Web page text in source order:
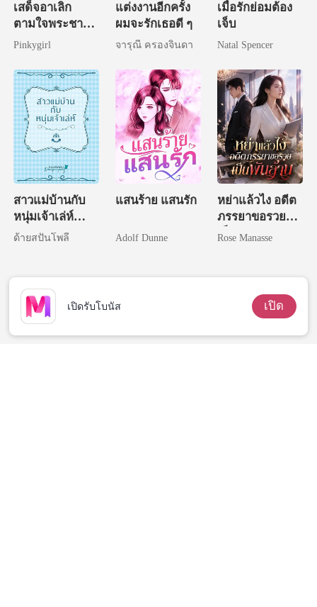
เสด็จอาเลิก
ตามใจพระชายา
สักทีเถอะ
Pinkygirl
แต่งงานอีกครั้ง
ผมจะรักเธอดี ๆ
จารุณี ครองจินดา
เมื่อรักย่อมต้อง
เจ็บ
Natal Spencer
สาวแม่บ้านกับ
หนุ่มเจ้าเล่ห์
(NC)
ด้ายสปันโพลี
แสนร้าย แสนรัก
Adolf Dunne
หย่าแล้วไง อดีต
ภรรยาขอรวย
เป็นพันล้าน
Rose Manasse
เปิดรับโบนัส เปิด